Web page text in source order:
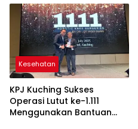
Kesehatan
KPJ Kuching Sukses
Operasi Lutut ke-1.111
Menggunakan Bantuan